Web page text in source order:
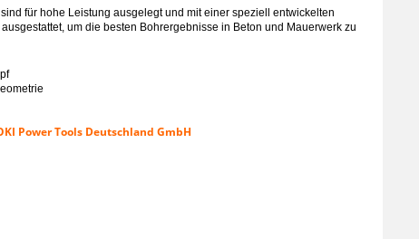
für hohe Leistung ausgelegt und mit einer speziell entwickelten
um die besten Bohrergebnisse in Beton und Mauerwerk zu
Power Tools Deutschland GmbH